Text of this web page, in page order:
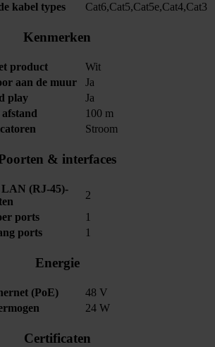
kabel types
Cat6,Cat5,Cat5e,Cat4,Cat3
Kenmerken
product
Wit
aan de muur
Ja
play
Ja
100 m
Stroom
& interfaces
(RJ-45)-
2
ports
1
ports
1
Energie
(PoE)
48 V
24 W
Certificaten